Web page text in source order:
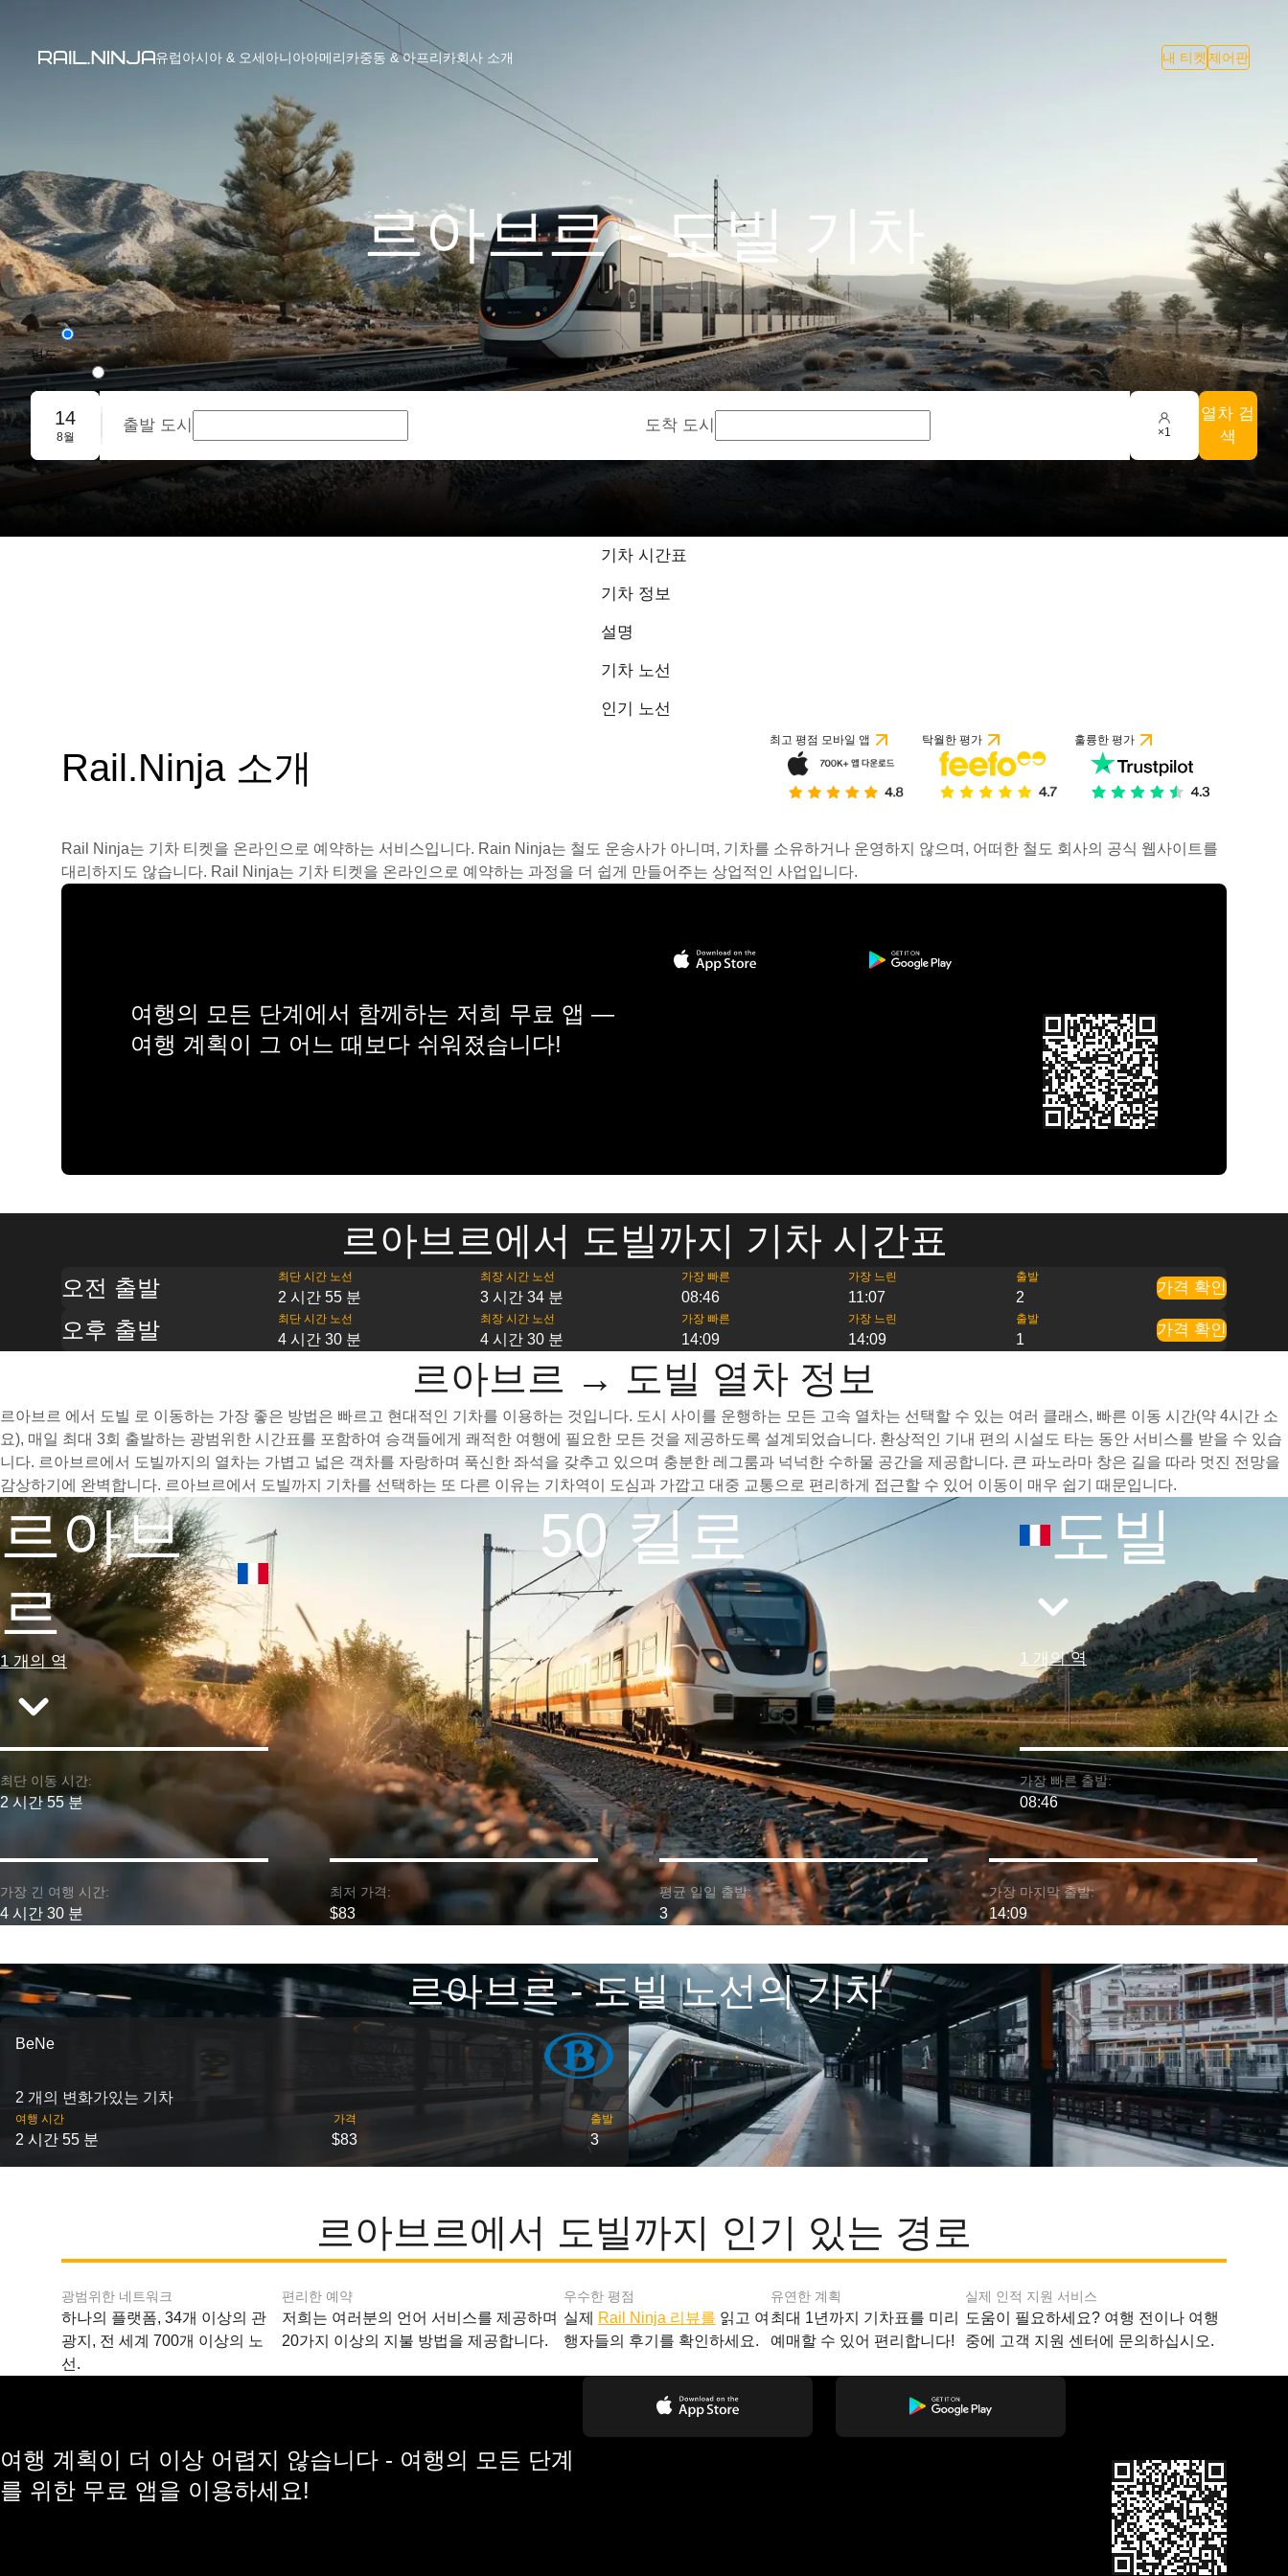
유럽아시아 & 오세아니아아메리카중동 & 아프리카회사 소개 내 티켓 제어판
르아브르 - 도빌 기차
편도
왕복
단체 예약
14
8월
출발 도시 도착 도시 ×1
열차 검
색
기차 시간표
기차 정보
설명
기차 노선
인기 노선
Rail.Ninja 소개
최고 평점 모바일 앱 탁월한 평가 훌륭한 평가
Rail Ninja는 기차 티켓을 온라인으로 예약하는 서비스입니다. Rain Ninja는 철도 운송사가 아니며, 기차를 소유하거나 운영하지 않으며, 어떠한 철도 회사의 공식 웹사이트를
대리하지도 않습니다. Rail Ninja는 기차 티켓을 온라인으로 예약하는 과정을 더 쉽게 만들어주는 상업적인 사업입니다.
여행의 모든 단계에서 함께하는 저희 무료 앱 —
여행 계획이 그 어느 때보다 쉬워졌습니다!
르아브르에서 도빌까지 기차 시간표
오전 출발 최단 시간 노선
2 시간 55 분
최장 시간 노선
3 시간 34 분
가장 빠른
08:46
가장 느린
11:07
출발
2
가격 확인
오후 출발 최단 시간 노선
4 시간 30 분
최장 시간 노선
4 시간 30 분
가장 빠른
14:09
가장 느린
14:09
출발
1
가격 확인
르아브르 → 도빌 열차 정보
르아브르 에서 도빌 로 이동하는 가장 좋은 방법은 빠르고 현대적인 기차를 이용하는 것입니다. 도시 사이를 운행하는 모든 고속 열차는 선택할 수 있는 여러 클래스, 빠른 이동 시간(약 4시간 소
요), 매일 최대 3회 출발하는 광범위한 시간표를 포함하여 승객들에게 쾌적한 여행에 필요한 모든 것을 제공하도록 설계되었습니다. 환상적인 기내 편의 시설도 타는 동안 서비스를 받을 수 있습
니다. 르아브르에서 도빌까지의 열차는 가볍고 넓은 객차를 자랑하며 푹신한 좌석을 갖추고 있으며 충분한 레그룸과 넉넉한 수하물 공간을 제공합니다. 큰 파노라마 창은 길을 따라 멋진 전망을
감상하기에 완벽합니다. 르아브르에서 도빌까지 기차를 선택하는 또 다른 이유는 기차역이 도심과 가깝고 대중 교통으로 편리하게 접근할 수 있어 이동이 매우 쉽기 때문입니다.
르아브
르
1 개의 역
50 킬로 도빌
1 개의 역
최단 이동 시간:
2 시간 55 분
가장 빠른 출발:
08:46
가장 긴 여행 시간:
4 시간 30 분
최저 가격:
$83
평균 일일 출발:
3
가장 마지막 출발:
14:09
르아브르 - 도빌 노선의 기차
BeNe
2 개의 변화가있는 기차
여행 시간
2 시간 55 분
가격
$83
출발
3
르아브르에서 도빌까지 인기 있는 경로
광범위한 네트워크
하나의 플랫폼, 34개 이상의 관
광지, 전 세계 700개 이상의 노
선.
편리한 예약
저희는 여러분의 언어 서비스를 제공하며
20가지 이상의 지불 방법을 제공합니다.
우수한 평점
실제 Rail Ninja 리뷰를 읽고 여
행자들의 후기를 확인하세요.
유연한 계획
최대 1년까지 기차표를 미리
예매할 수 있어 편리합니다!
실제 인적 지원 서비스
도움이 필요하세요? 여행 전이나 여행
중에 고객 지원 센터에 문의하십시오.
여행 계획이 더 이상 어렵지 않습니다 - 여행의 모든 단계
를 위한 무료 앱을 이용하세요!